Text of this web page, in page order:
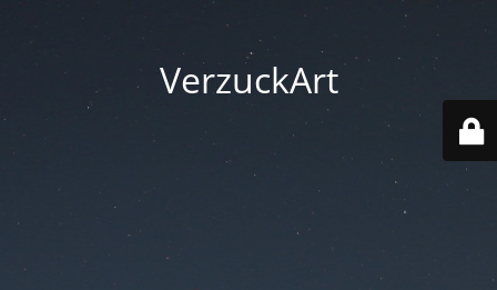
VerzuckArt